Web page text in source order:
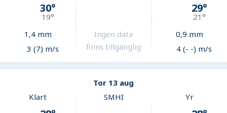
30°
19°
1,4mm
3 (7) m/s
Ingen data
finns tillgänglig
29°
21°
0,9 mm
4 (- -) m/s
Tor 13 aug
Klart
SMHI Yr